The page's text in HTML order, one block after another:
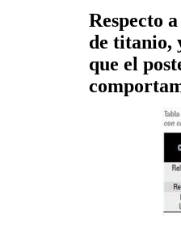
Respecto
de titanio,
que el